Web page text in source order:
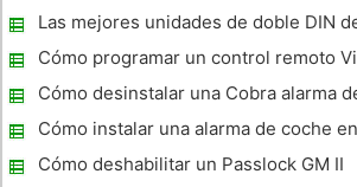
una Ford Van
Las mejores unidades de doble DIN
navegación
Cómo programar un control remoto
Cómo desinstalar una Cobra alarma
coche
Cómo instalar una alarma de coche
Honda Accord
Cómo deshabilitar un Passlock GM II